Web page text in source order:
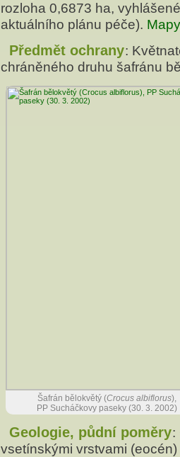
rozloha 0,6873 ha,
aktuálního plánu péče).
Předmět ochrany:
chráněného druhu šafránu
Šafrán bělokvětý (Crocus albiflorus),
PP Sucháčkovy paseky (30. 3. 2002)
Geologie, půdní poměry:
vsetínskými vrstvami